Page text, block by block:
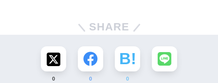
SHARE
0 0 0